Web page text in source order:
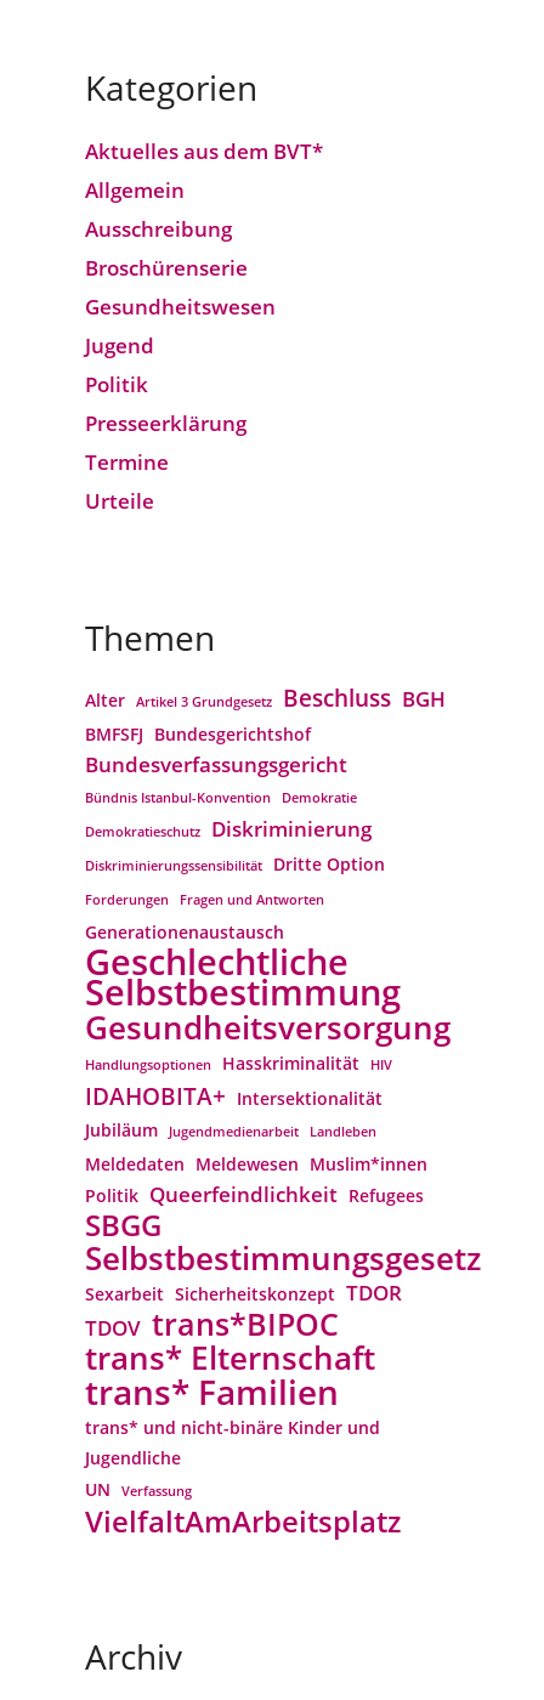
Kategorien
Aktuelles aus dem BVT*
Allgemein
Ausschreibung
Broschürenserie
Gesund­heits­wesen
Jugend
Politik
Presseerklärung
Termine
Urteile
Themen
Alter Artikel 3 Grundgesetz Beschluss BGH
BMFSFJ Bundesgerichtshof
Bundesverfassungs­gericht
Bündnis Istanbul-Konvention
Demokratie
Demokratieschutz
Diskriminierung
Diskriminierungssensibilität Dritte Option
Forderungen Fragen und Antworten
Generationenaustausch
Geschlechtliche
Selbstbestimmung
Gesundheitsversorgung
Handlungsoptionen Hasskriminalität HIV
IDAHOBITA+ Intersektionalität
Jubiläum
Jugendmedienarbeit Landleben
Meldedaten Meldewesen Muslim*innen
Politik Queerfeindlichkeit Refugees
SBGG
Selbstbestimmungsgesetz
Sexarbeit Sicherheitskonzept TDOR
TDOV trans*BIPOC
trans* Elternschaft
trans* Familien
trans* und nicht-binäre Kinder und
Jugendliche
UN
Verfassung
VielfaltAmArbeitsplatz
Archiv